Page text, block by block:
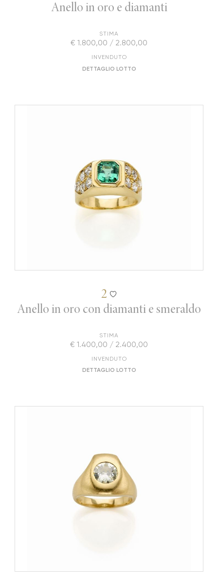
Anello in oro e diamanti
STIMA
€ 1.800,00 / 2.800,00
INVENDUTO
DETTAGLIO LOTTO
2
Anello in oro con diamanti e smeraldo
STIMA
€ 1.400,00 / 2.400,00
INVENDUTO
DETTAGLIO LOTTO